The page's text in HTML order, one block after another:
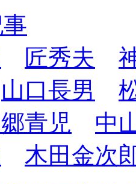
匠秀夫
山口長男
青児
中
木田金次